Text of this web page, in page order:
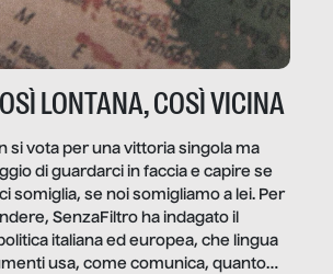
LONTANA, COSÌ VICINA
si vota per una vittoria singola ma
di guardarci in faccia e capire se
somiglia, se noi somigliamo a lei. Per
SenzaFiltro ha indagato il
italiana ed europea, che lingua
usa, come comunica, quanto